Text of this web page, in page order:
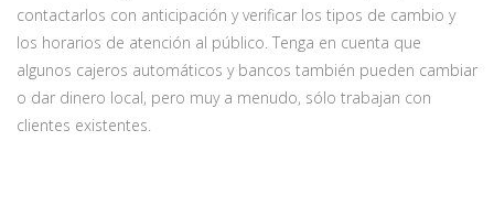
contactarlos con anticipación y verificar los tipos de cambio y
los horarios de atención al público. Tenga en cuenta que
algunos cajeros automáticos y bancos también pueden cambiar
o dar dinero local, pero muy a menudo, sólo trabajan con
clientes existentes.